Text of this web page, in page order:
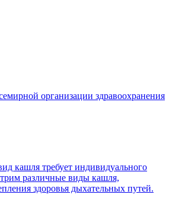
организации здравоохранения
кашля требует индивидуального
различные виды кашля,
здоровья дыхательных путей.